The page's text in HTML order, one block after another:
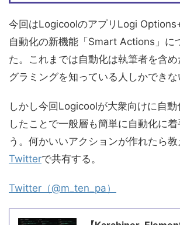
今回はLogicoolのアプリLogi
自動化の新機能「Smart Actions」に
た。これまでは自動化は執筆者を含
グラミングを知っている人しかできな
しかし今回Logicoolが大衆向けに自
したことで一般層も簡単に自動化に
う。何かいいアクションが作れたら教
Twitterで共有する。
Twitter（@m_ten_pa）